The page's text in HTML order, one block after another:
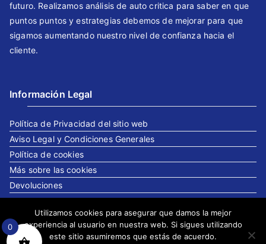
futuro. Realizamos análisis de auto critica para saber en que
puntos puntos y estrategias debemos de mejorar para que
sigamos aumentando nuestro nivel de confianza hacia el
cliente.
Información Legal
Política de Privacidad del sitio web
Aviso Legal y Condiciones Generales
Política de cookies
Más sobre las cookies
Devoluciones
0
Utilizamos cookies para asegurar que damos la mejor
experiencia al usuario en nuestra web. Si sigues utilizando
este sitio asumiremos que estás de acuerdo.